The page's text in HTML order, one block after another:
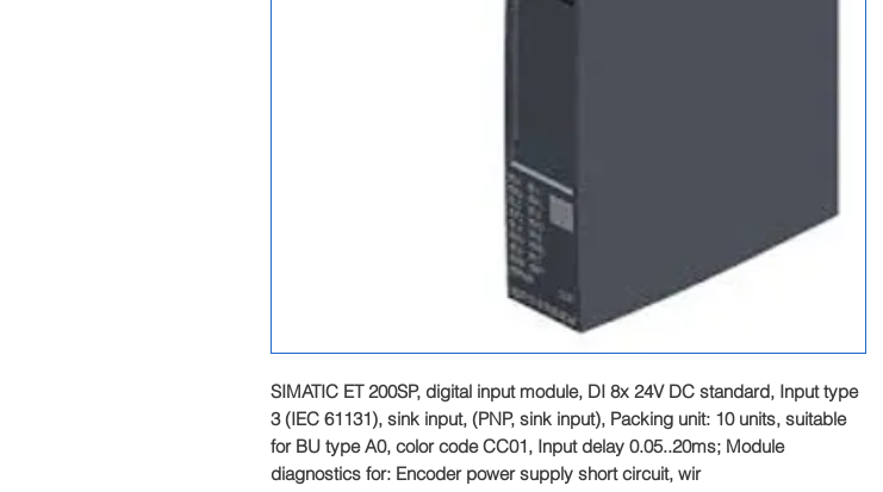
SIMATIC ET 200SP, digital input module, DI 8x 24V DC standard, Input type
3 (IEC 61131), sink input, (PNP, sink input), Packing unit: 10 units, suitable
for BU type A0, color code CC01, Input delay 0.05..20ms; Module
diagnostics for: Encoder power supply short circuit, wir